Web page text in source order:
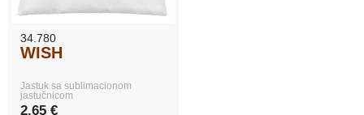
34.780
WISH
Jastuk sa sublimacionom
jastučnicom
2,65 €